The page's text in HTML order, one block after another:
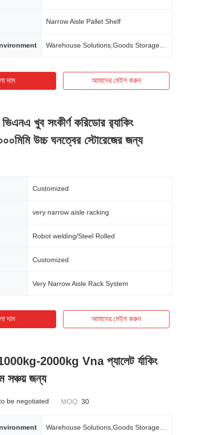
Narrow Aisle Pallet Shelf
দাম আমাদের মেইল ​​করুন
ভিএনএ খুব সংকীর্ণ করিডোর র‍্যাকিং
উচ্চ ঘনত্বের স্টোরেজের জন্য
Customized
very narrow aisle racking
Robot welding/Steel Rolled
Customized
Very Narrow Aisle Rack System
দাম আমাদের মেইল ​​করুন
2000kg Vna প্যালেট র্যাকিং
সঞ্চয় জন্য
be negotiated MOQ: 30